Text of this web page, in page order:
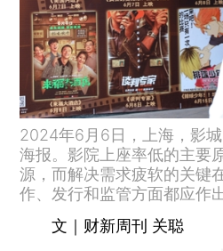
2024年6月6日，上海，影城
海报。影院上座率低的主要
源，而解决需求疲软的关键
作、发行和监管方面都应作
文｜财新周刊 关聪